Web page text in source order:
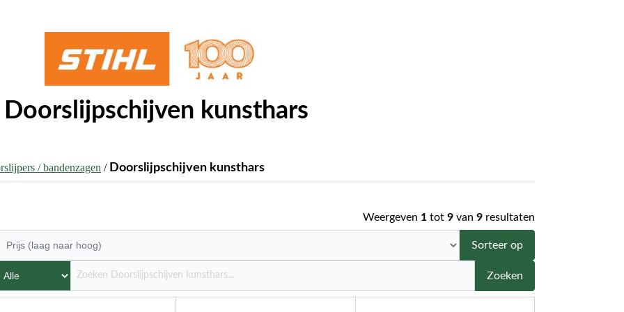
Doorslijpschijven kunsthars
/ bandenzagen / Doorslijpschijven kunsthars
Weergeven 1 tot 9 van 9 resultaten
Sorteer op
Zoeken